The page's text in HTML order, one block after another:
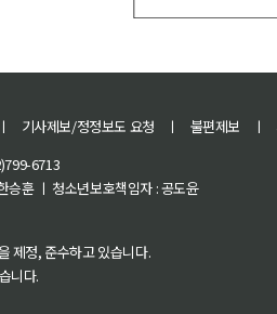
ㅣ 기사제보/정정보도 요청 ㅣ 불편제보 ㅣ
6713
승훈 ㅣ 청소년보호책임자 : 공도윤
제정, 준수하고 있습니다.
니다.